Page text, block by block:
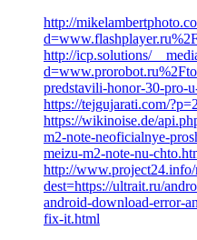
http://
http://icp.solutions/
predstavili-honor-30-pro-
https://tejgujarati.com/
https://wikinoise.de/
m2-note-neoficialnye-
meizu-m2-note-nu-
http://
dest=https://ultrait.ru/
android-download-error-
fix-it.html